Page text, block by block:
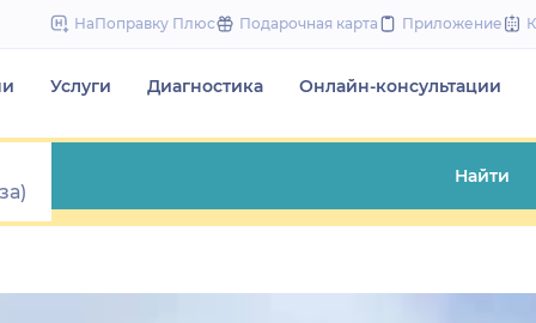
to
НаПоправку Плюс Подарочная карта Приложение
Услуги Диагностика Онлайн-консультации
Найти